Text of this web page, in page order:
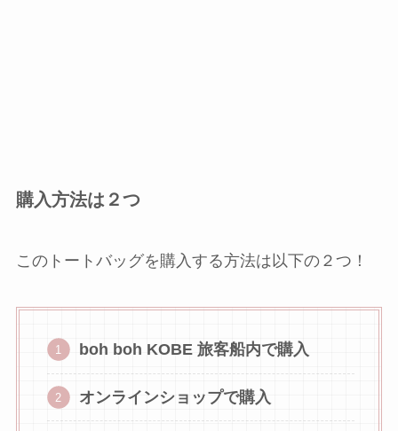
購入方法は２つ
このトートバッグを購入する方法は以下の２つ！
boh boh KOBE 旅客船内で購入
オンラインショップで購入